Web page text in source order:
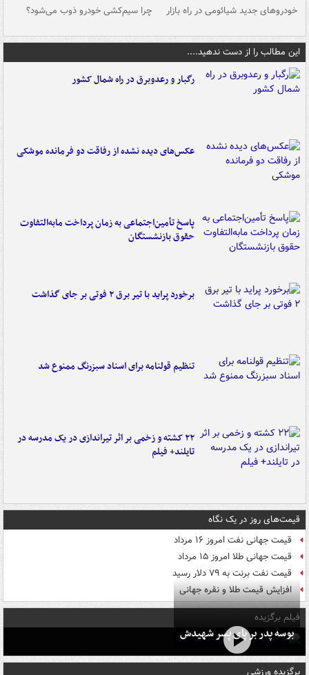
خودروهای جدید شیائومی در راه بازار چرا سیم‌کشی خودرو ذوب می‌شود؟
این مطالب را از دست ندهید....
رگبار و رعدوبرق در راه شمال کشور
عکس‌های دیده نشده از رفاقت دو فرمانده‌ موشکی
پاسخ تأمین‌اجتماعی به زمان پرداخت مابه‌التفاوت
حقوق بازنشستگان
برخورد پراید با تیر برق ۲ فوتی بر جای گذاشت
تنظیم قولنامه برای اسناد سبزرنگ ممنوع شد
۲۲ کشته و زخمی بر اثر تیراندازی در یک مدرسه در
تایلند+ فیلم
قیمت‌های روز در یک نگاه
قیمت جهانی نفت امروز ۱۶ مرداد
قیمت جهانی طلا امروز ۱۵ مرداد
قیمت نفت برنت به ۷۹ دلار رسید
افزایش قیمت طلا و نقره جهانی
فیلم برگزیده
بوسه‌ پدر بر پای پسر شهیدش
برگزیده ورزشی